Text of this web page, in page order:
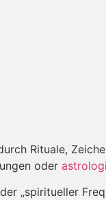
Rituale,
oder
„spiritueller